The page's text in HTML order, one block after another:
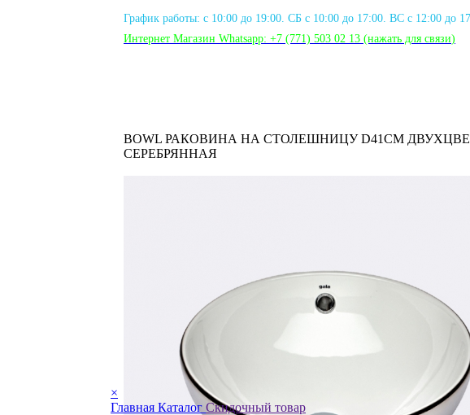
График работы: с 10:00 до 19:00. СБ с 10:00 до 17:00. ВС с 12:00 до
Интернет Магазин Whatsapp: +7 (771) 503 02 13 (нажать для связи)
×
Главная Каталог Скидочный товар
BOWL РАКОВИНА НА СТОЛЕШНИЦУ D41СМ
СЕРЕБРЯННАЯ
Фирма